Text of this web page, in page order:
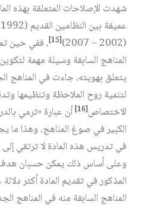
شهدت الإصلاحات المتعلقة بهذه
(2002 – 2007)‏
[15]
، ففي حين
المناهج السابقة وسيلة مهمة
يتعلق بهويته، جاءت في المناهج
لتنمية روح الملاحظة وتنظيمها
الاختصاص‏[16]
أن عبارة «ترمي
الكبير في صوغ المناهج، وهذا ما
في تدريس هذه المادة لا ترتقي
وعلى أساس ذلك يمكن حسبان هدف
المذكور في تقديم المادة أكثر
المناهج السابقة منه في المناهج